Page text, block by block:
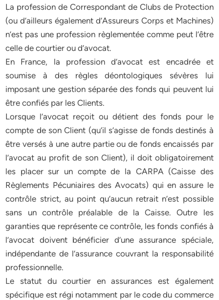
La profession de Correspondant de Clubs de Protection
(ou d’ailleurs également d’Assureurs Corps et Machines)
n’est pas une profession règlementée comme peut l’être
celle de courtier ou d’avocat.
En France, la profession d’avocat est encadrée et
soumise à des règles déontologiques sévères lui
imposant une gestion séparée des fonds qui peuvent lui
être confiés par les Clients.
Lorsque l’avocat reçoit ou détient des fonds pour le
compte de son Client (qu’il s’agisse de fonds destinés à
être versés à une autre partie ou de fonds encaissés par
l’avocat au profit de son Client), il doit obligatoirement
les placer sur un compte de la CARPA (Caisse des
Règlements Pécuniaires des Avocats) qui en assure le
contrôle strict, au point qu’aucun retrait n’est possible
sans un contrôle préalable de la Caisse. Outre les
garanties que représente ce contrôle, les fonds confiés à
l’avocat doivent bénéficier d’une assurance spéciale,
indépendante de l’assurance couvrant la responsabilité
professionnelle.
Le statut du courtier en assurances est également
spécifique est régi notamment par le code du commerce